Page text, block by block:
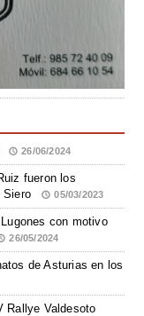
26/06/2024
fueron los
Siero
05/03/2023
con motivo
26/05/2024
de Asturias en los
Rallye Valdesoto